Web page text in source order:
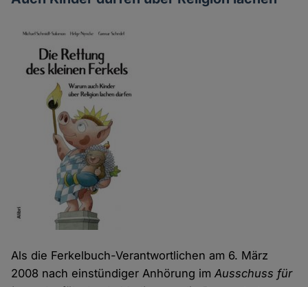
Als die Ferkelbuch-Verantwortlichen am 6. März
2008 nach einstündiger Anhörung imAusschuss für